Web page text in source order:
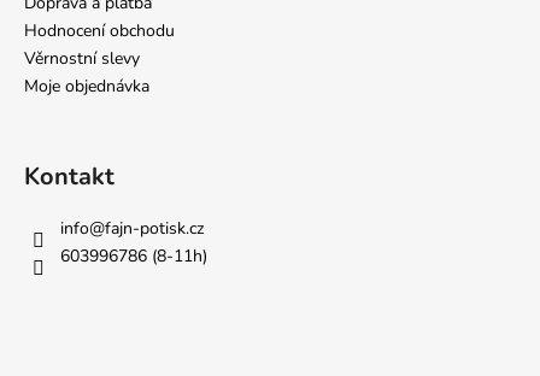
Hodnocení obchodu
Věrnostní slevy
Moje objednávka
Kontakt
info@fajn-potisk.cz
603996786 (8-11h)